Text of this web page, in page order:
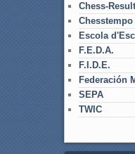
Chess-
Chesstempo
Escola
F.E.D.A.
F.I.D.E.
Federación
SEPA
TWIC